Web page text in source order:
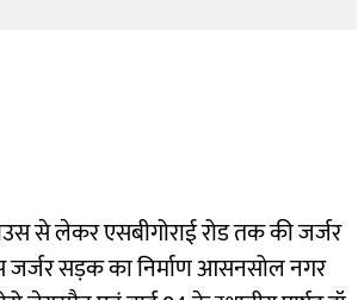
से लेकर एसबीगोराई रोड तक की जर्जर
जर्जर सड़क का निर्माण आसनसोल नगर